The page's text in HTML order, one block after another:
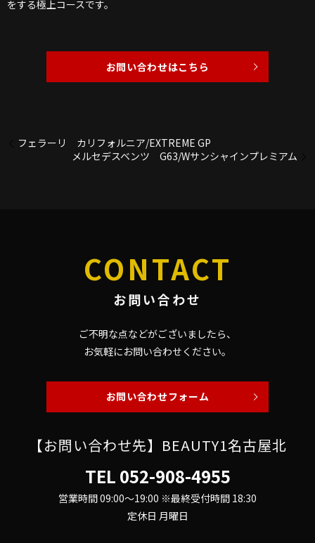
をする極上コースです。
お問い合わせはこちら
フェラーリ カリフォルニア/EXTREME GP
メルセデスベンツ G63/Wサンシャインプレミアム
CONTACT
お問い合わせ
ご不明な点などがございましたら、
お気軽にお問い合わせください。
お問い合わせフォーム
【お問い合わせ先】BEAUTY1名古屋北
TEL 052-908-4955
営業時間 09:00～19:00 ※最終受付時間 18:30
定休日 月曜日